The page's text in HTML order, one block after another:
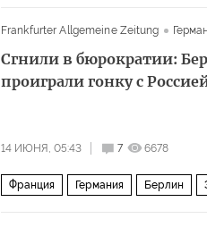
Frankfurter Allgemeine Zeitung
Сгнили в бюрократии:
проиграли гонку с
14 ИЮНЯ, 05:43 7 6678
Франция Германия Берлин